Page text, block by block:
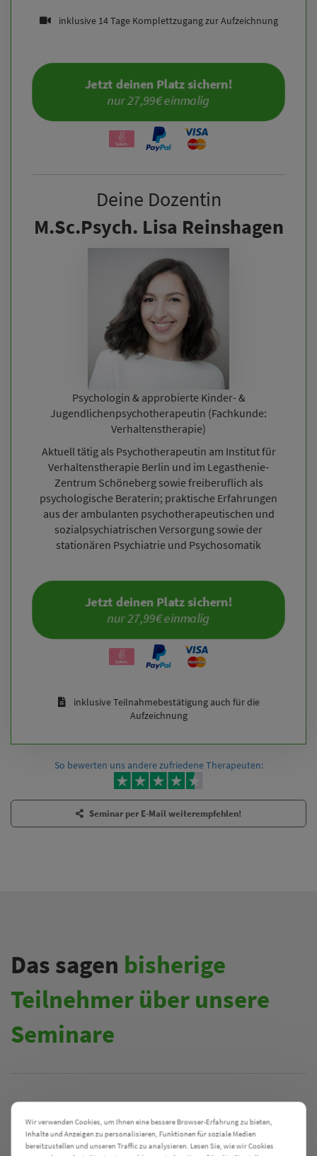
inklusive 14 Tage Komplettzugang zur Aufzeichnung
Jetzt deinen Platz sichern!
nur 27,99€ einmalig
Deine Dozentin
M.Sc.Psych. Lisa Reinshagen
Psychologin & approbierte Kinder- &
Jugendlichenpsychotherapeutin (Fachkunde:
Verhaltenstherapie)
Aktuell tätig als Psychotherapeutin am Institut für
Verhaltenstherapie Berlin und im Legasthenie-
Zentrum Schöneberg sowie freiberuflich als
psychologische Beraterin; praktische Erfahrungen
aus der ambulanten psychotherapeutischen und
sozialpsychiatrischen Versorgung sowie der
stationären Psychiatrie und Psychosomatik
Jetzt deinen Platz sichern!
nur 27,99€ einmalig
inklusive Teilnahmebestätigung auch für die
Aufzeichnung
So bewerten uns andere zufriedene Therapeuten:
Seminar per E-Mail weiterempfehlen!
Das sagen bisherige
Teilnehmer über unsere
Seminare
Wir verwenden Cookies, um Ihnen eine bessere Browser-Erfahrung zu bieten,
Inhalte und Anzeigen zu personalisieren, Funktionen für soziale Medien
bereitzustellen und unseren Traffic zu analysieren. Lesen Sie, wie wir Cookies